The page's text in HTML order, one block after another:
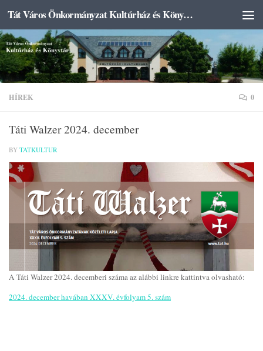
Skip to content Tát Város Önkormányzat Kultúrház és Könyvtár
HÍREK 0
Táti Walzer 2024. december
BY TATKULTUR
A Táti Walzer 2024. decemberi száma az alábbi linkre kattintva olvasható:
2024. december havában XXXV. évfolyam 5. szám